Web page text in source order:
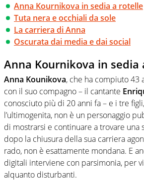
Anna Kournikova in sedia a rotelle
Tuta nera e occhiali da sole
La carriera di Anna
Oscurata dai media e dai social
Anna Kournikova in sedia
Anna Kounikova, che ha compiuto 43
con il suo compagno – il cantante
conosciuto più di 20 anni fa – e i tre
l’ultimogenita, non è un personaggio
di mostrarsi e continuare a trovare una
dopo la chiusura della sua carriera
rado, non è esattamente mondana. E
digitali interviene con parsimonia, per
alquanto disturbanti.